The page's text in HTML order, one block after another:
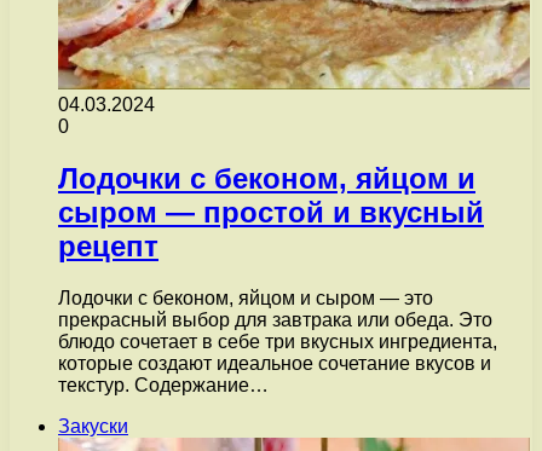
04.03.2024
0
Лодочки с беконом, яйцом и
сыром — простой и вкусный
рецепт
Лодочки с беконом, яйцом и сыром — это
прекрасный выбор для завтрака или обеда. Это
блюдо сочетает в себе три вкусных ингредиента,
которые создают идеальное сочетание вкусов и
текстур. Содержание…
Закуски